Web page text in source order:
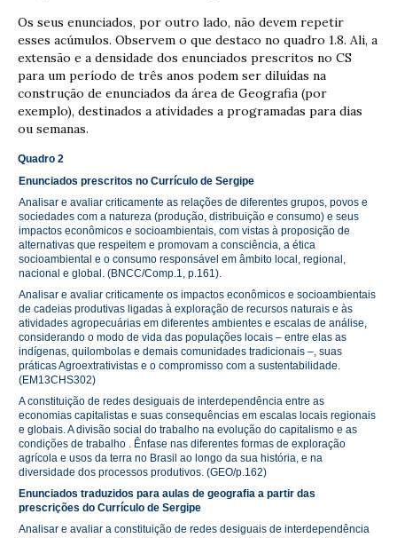
Os seus enunciados, por outro lado, não devem repetir
esses acúmulos. Observem o que destaco no quadro 1.8. Ali, a
extensão e a densidade dos enunciados prescritos no CS
para um período de três anos podem ser diluídas na
construção de enunciados da área de Geografia (por
exemplo), destinados a atividades a programadas para dias
ou semanas.
Quadro 2
Enunciados prescritos no Currículo de Sergipe
Analisar e avaliar criticamente as relações de diferentes grupos, povos e
sociedades com a natureza (produção, distribuição e consumo) e seus
impactos econômicos e socioambientais, com vistas à proposição de
alternativas que respeitem e promovam a consciência, a ética
socioambiental e o consumo responsável em âmbito local, regional,
nacional e global. (BNCC/Comp.1, p.161).
Analisar e avaliar criticamente os impactos econômicos e socioambientais
de cadeias produtivas ligadas à exploração de recursos naturais e às
atividades agropecuárias em diferentes ambientes e escalas de análise,
considerando o modo de vida das populações locais – entre elas as
indígenas, quilombolas e demais comunidades tradicionais –, suas
práticas Agroextrativistas e o compromisso com a sustentabilidade.
(EM13CHS302)
A constituição de redes desiguais de interdependência entre as
economias capitalistas e suas consequências em escalas locais regionais
e globais. A divisão social do trabalho na evolução do capitalismo e as
condições de trabalho . Ênfase nas diferentes formas de exploração
agrícola e usos da terra no Brasil ao longo da sua história, e na
diversidade dos processos produtivos. (GEO/p.162)
Enunciados traduzidos para aulas de geografia a partir das
prescrições do Currículo de Sergipe
Analisar e avaliar a constituição de redes desiguais de interdependência